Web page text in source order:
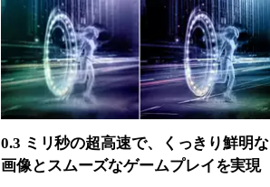
0.3 ミリ秒の超高速で、くっきり鮮明な
画像とスムーズなゲームプレイを実現